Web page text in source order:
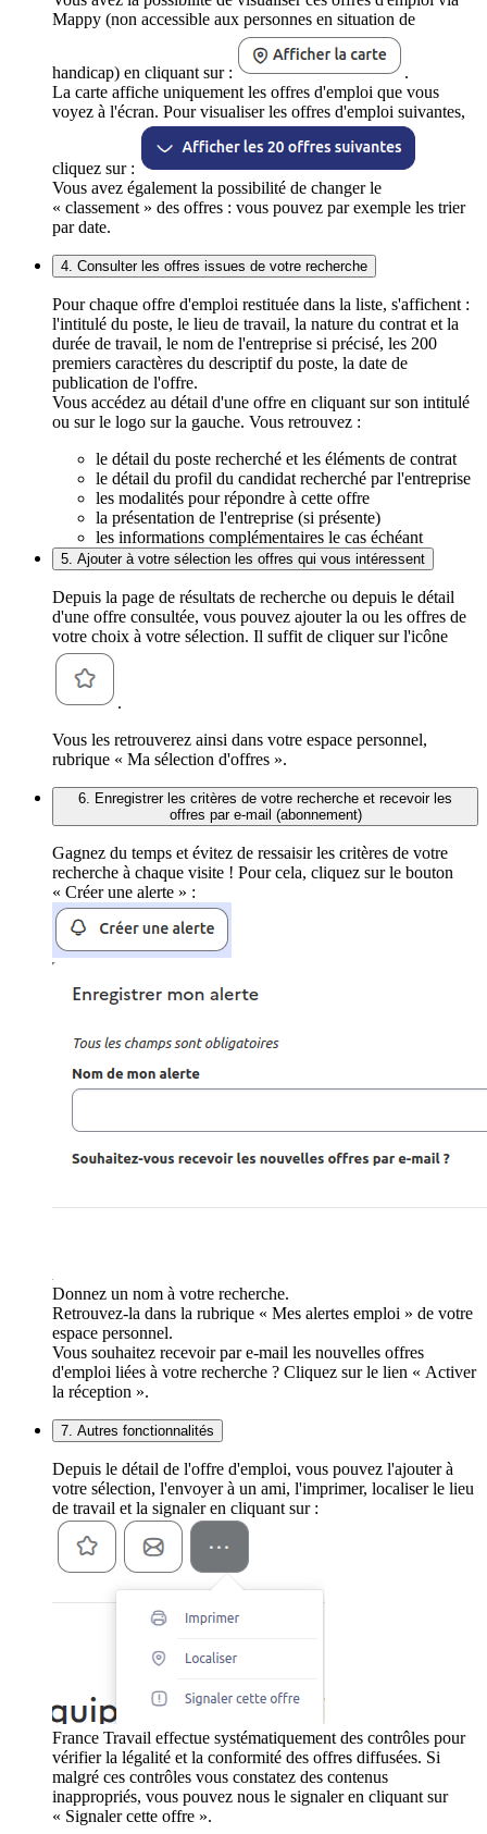
Mappy (non accessible aux personnes en situation de
handicap) en cliquant sur :
.
La carte affiche uniquement les offres d'emploi que vous
voyez à l'écran. Pour visualiser les offres d'emploi suivantes,
cliquez sur :
Vous avez également la possibilité de changer le
« classement » des offres : vous pouvez par exemple les trier
par date.
4. Consulter les offres issues de votre recherche
Pour chaque offre d'emploi restituée dans la liste, s'affichent :
l'intitulé du poste, le lieu de travail, la nature du contrat et la
durée de travail, le nom de l'entreprise si précisé, les 200
premiers caractères du descriptif du poste, la date de
publication de l'offre.
Vous accédez au détail d'une offre en cliquant sur son intitulé
ou sur le logo sur la gauche. Vous retrouvez :
le détail du poste recherché et les éléments de contrat
le détail du profil du candidat recherché par l'entreprise
les modalités pour répondre à cette offre
la présentation de l'entreprise (si présente)
les informations complémentaires le cas échéant
5. Ajouter à votre sélection les offres qui vous intéressent
Depuis la page de résultats de recherche ou depuis le détail
d'une offre consultée, vous pouvez ajouter la ou les offres de
votre choix à votre sélection. Il suffit de cliquer sur l'icône
.
Vous les retrouverez ainsi dans votre espace personnel,
rubrique « Ma sélection d'offres ».
6. Enregistrer les critères de votre recherche et recevoir les
offres par e-mail (abonnement)
Gagnez du temps et évitez de ressaisir les critères de votre
recherche à chaque visite ! Pour cela, cliquez sur le bouton
« Créer une alerte » :
Donnez un nom à votre recherche.
Retrouvez-la dans la rubrique « Mes alertes emploi » de votre
espace personnel.
Vous souhaitez recevoir par e-mail les nouvelles offres
d'emploi liées à votre recherche ? Cliquez sur le lien « Activer
la réception ».
7. Autres fonctionnalités
Depuis le détail de l'offre d'emploi, vous pouvez l'ajouter à
votre sélection, l'envoyer à un ami, l'imprimer, localiser le lieu
de travail et la signaler en cliquant sur :
France Travail effectue systématiquement des contrôles pour
vérifier la légalité et la conformité des offres diffusées. Si
malgré ces contrôles vous constatez des contenus
inappropriés, vous pouvez nous le signaler en cliquant sur
« Signaler cette offre ».